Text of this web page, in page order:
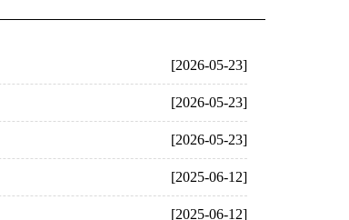
[2026-05-23]
[2026-05-23]
[2026-05-23]
[2025-06-12]
[2025-06-12]